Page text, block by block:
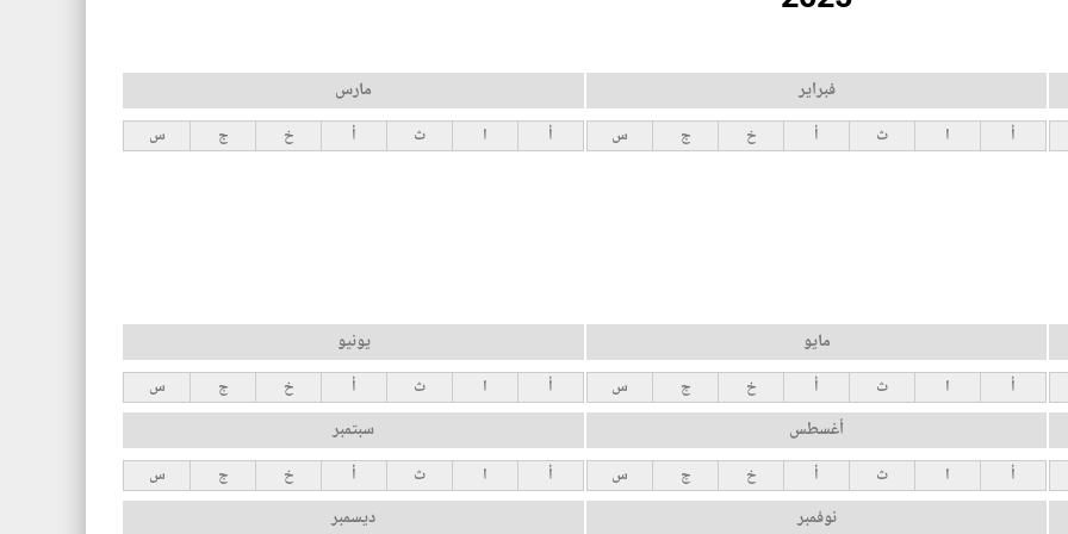
فبراير
أ ا ث أ خ ج س
مارس
أ ا ث أ خ ج س
مايو
أ ا ث أ خ ج س
يونيو
أ ا ث أ خ ج س
أغسطس
أ ا ث أ خ ج س
سبتمبر
أ ا ث أ خ ج س
نوفمبر ديسمبر